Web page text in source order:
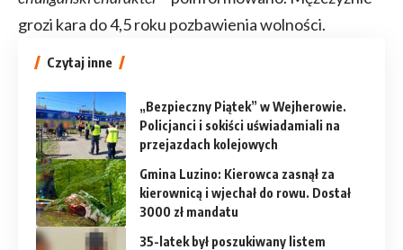
grozi kara do 4,5 roku pozbawienia wolności.
Czytaj inne
„Bezpieczny Piątek” w Wejherowie.
Policjanci i sokiści uświadamiali na
przejazdach kolejowych
Gmina Luzino: Kierowca zasnął za
kierownicą i wjechał do rowu. Dostał
3000 zł mandatu
35-latek był poszukiwany listem